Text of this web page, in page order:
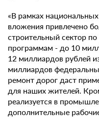
«В рамках
вложения привлечено
строительный сектор
программам - до 10
12 миллиардов рублей
миллиардов
ремонт дорог даст
для наших жителей.
реализуется в
дополнительные